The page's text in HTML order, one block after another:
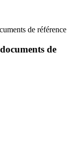
de référence
de